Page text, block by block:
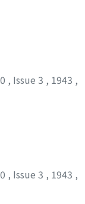
, Issue 3 , 1943 ,
, Issue 3 , 1943 ,